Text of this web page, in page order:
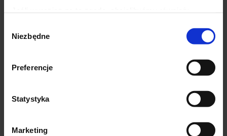
geograficznej z dokładnością nawet do kilku metrów
Identyfikować Twoje urządzenie, aktywnie analizując
czyli wirtualny odcisk palca)
Dowiedz się więcej odnośnie tego, jak Twoje osobiste
dane są przetwarzane oraz ustaw własne preferencje w
sekcji szczegółów
. W Deklaracji plików cookie możesz
zgody
Niezbędne
Preferencje
Statystyka
Marketing
otwierany i zamykany o
Producent: